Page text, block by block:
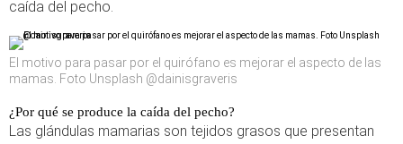
caída del pecho.
El motivo para pasar por el quirófano es mejorar el aspecto de las
mamas. Foto Unsplash @dainisgraveris
¿Por qué se produce la caída del pecho?
Las glándulas mamarias son tejidos grasos que presentan